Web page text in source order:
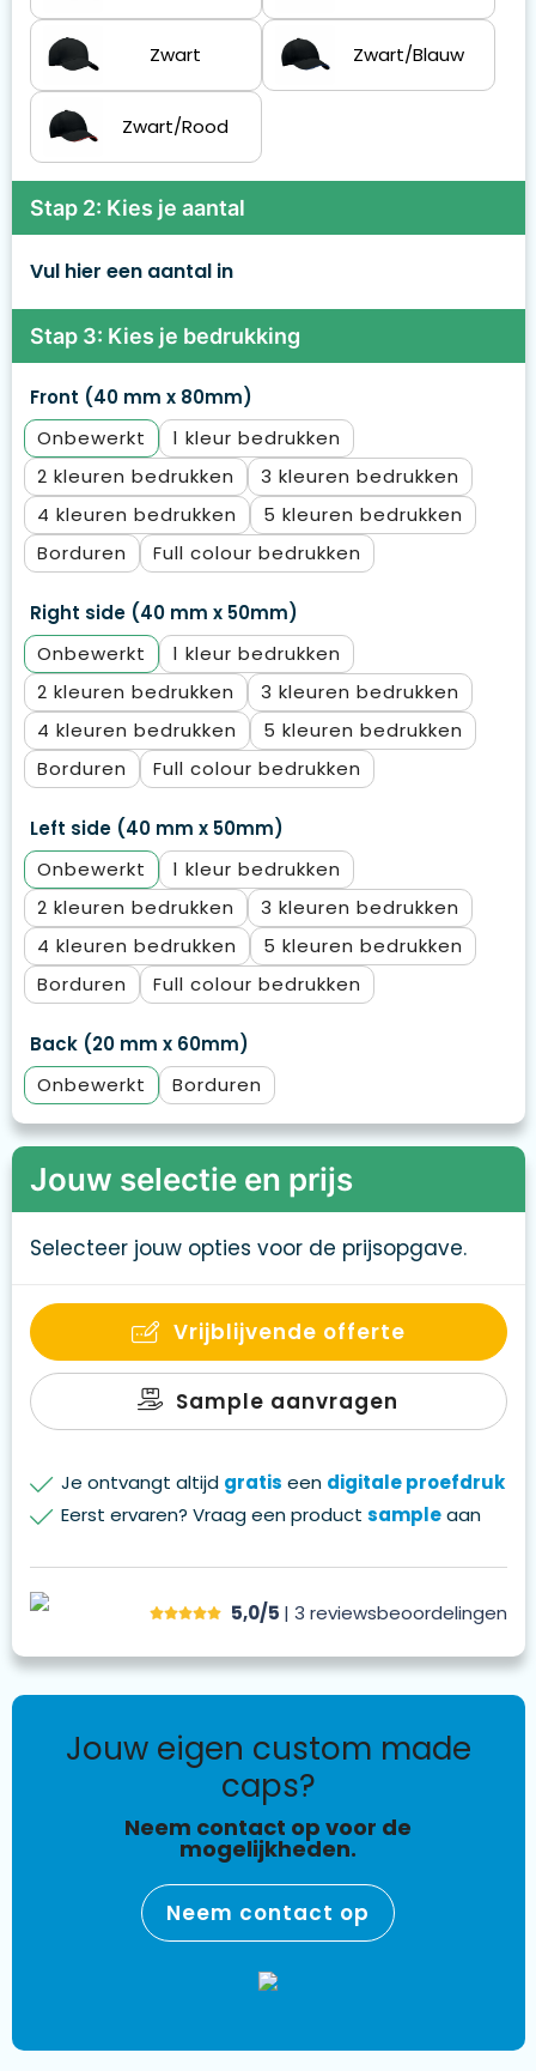
Zwart Zwart/Blauw
Zwart/Rood
Stap 2: Kies je aantal
Vul hier een aantal in
Stap 3: Kies je bedrukking
Front (40 mm x 80mm)
Onbewerkt
1
2
3
4
5
Borduren
Full colour
Right side (40 mm x 50mm)
Onbewerkt
1
2
3
4
5
Borduren
Full colour
Left side (40 mm x 50mm)
Onbewerkt
1
2
3
4
5
Borduren
Full colour
Back (20 mm x 60mm)
Onbewerkt
Borduren
Jouw selectie en prijs
Selecteer jouw opties voor de prijsopgave.
Vrijblijvende offerte
Sample aanvragen
Je ontvangt altijd gratis een digitale proefdruk
Eerst ervaren? Vraag een product sampleaan
5,0/5 | 3 reviewsbeoordelingen
jouw eigen custom made
caps?
Neem contact op voor de
mogelijkheden.
Neem contact op